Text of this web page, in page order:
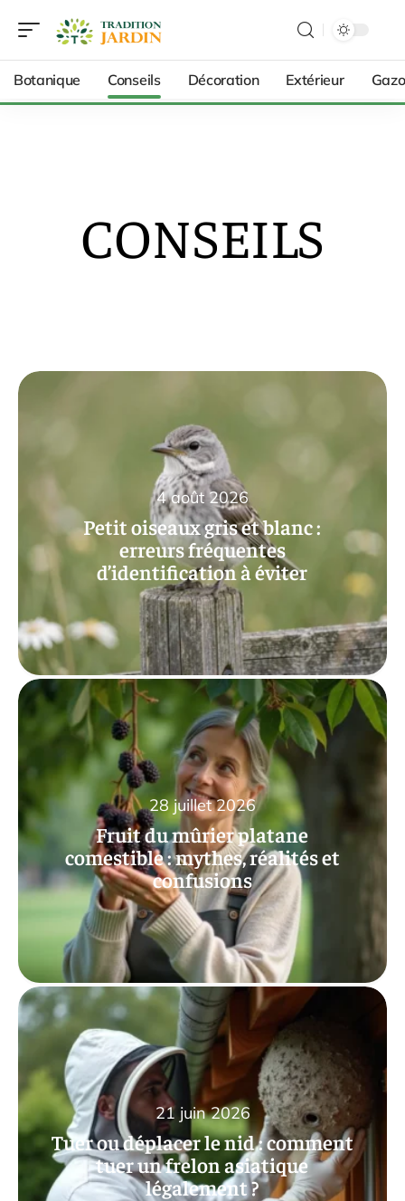
Botanique Conseils Décoration Extérieur
CONSEILS
Petit oiseaux gris et blanc :
erreurs fréquentes
d’identification à éviter
4 août 2026
Fruit du mûrier platane
comestible : mythes, réalités et
confusions
28 juillet 2026
Tuer ou déplacer le nid : comment
tuer un frelon asiatique
légalement ?
21 juin 2026